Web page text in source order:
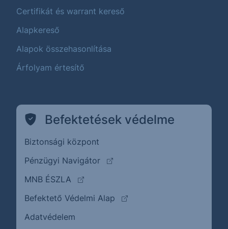
Certifikát és warrant kereső
Alapkereső
Alapok összehasonlítása
Árfolyam értesítő
Befektetések védelme
Biztonsági központ
Pénzügyi Navigátor
(külső oldalra ugrik)
MNB ÉSZLA
(külső oldalra ugrik)
Befektető Védelmi Alap
(külső oldalra ugrik)
Adatvédelem